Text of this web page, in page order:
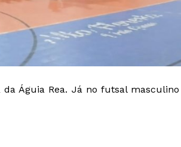
Águia Rea. Já no futsal